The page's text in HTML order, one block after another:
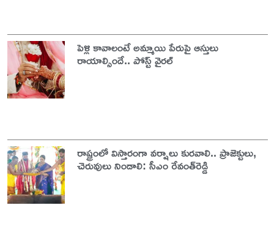
పెళ్లి కావాలంటే అమ్మాయి పేరుపై ఆస్తులు
రాయాల్సిందే.. పోస్ట్ వైరల్
రాష్ట్రంలో విస్తారంగా వర్షాలు కురవాలి.. ప్రాజెక్టులు,
చెరువులు నిండాలి: సీఎం రేవంత్‌రెడ్డి